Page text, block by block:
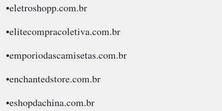
•eletroshopp.com.br
•elitecompracoletiva.com.br
•emporiodascamisetas.com.br
•enchantedstore.com.br
•eshopdachina.com.br